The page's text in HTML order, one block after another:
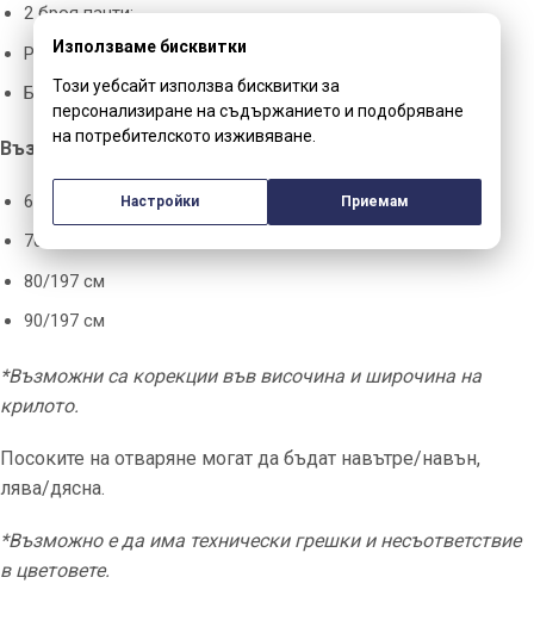
2 броя панти;
Ръкохватка;
Брава със заключване и 3 броя ключа.
Възможните размери на крилото са:
60/197см
70/197 см
80/197 см
90/197 см
*Възможни са корекции във височина и широчина на
крилото.
Посоките на отваряне могат да бъдат навътре/навън,
лява/дясна.
*Възможно е да има технически грешки и несъответствие
в цветовете.
Използваме бисквитки
Този уебсайт използва бисквитки за
персонализиране на съдържанието и подобряване
на потребителското изживяване.
Настройки Приемам